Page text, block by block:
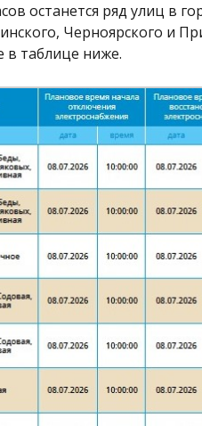
останется ряд улиц в
Черноярского и
в таблице ниже.